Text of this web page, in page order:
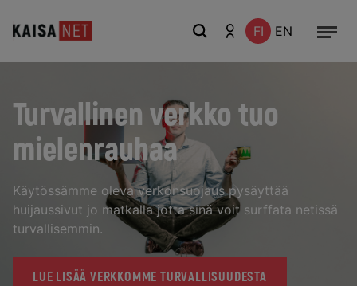
FI EN
Turvallinen verkko tuo
mielenrauhaa
Käytössämme oleva verkonsuojaus pysäyttää
huijaussivut jo matkalla jotta sinä voit surffata netissä
turvallisemmin.
LUE LISÄÄ VERKKOMME TURVALLISUUDESTA